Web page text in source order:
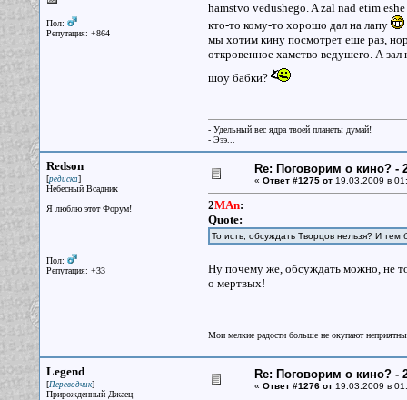
Пол:
Репутация: +864
hamstvo vedushego. A zal nad etim
кто-то кому-то хорошо дал на лапу
мы хотим кину посмотрет еше раз,
откровенное хамство ведушего. А
шоу бабки?
- Удельный вес ядра твоей планеты думай!
- Эээ...
Redson
[редиска]
Небесный Всадник
Я люблю этот Форум!
Пол:
Репутация: +33
Re: Поговорим о кино? -
« Ответ #1275 от19.03.2009 в
2MAn:
Quote:
То исть, обсуждать Творцов нельзя? И тем
Ну почему же, обсуждать можно, не
о мертвых!
Мои мелкие радости больше не окупают
Legend
[Переводчик]
Прирожденный Джаец
Re: Поговорим о кино? -
« Ответ #1276 от19.03.2009 в